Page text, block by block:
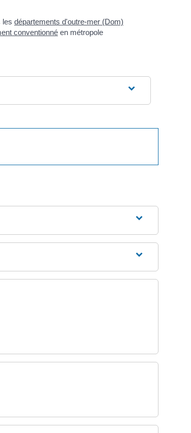
les départements d'outre-mer (Dom)
conventionné en métropole